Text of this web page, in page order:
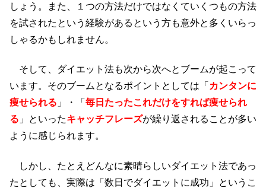
しょう。また、１つの方法だけではなくていくつもの方法
を試されたという経験があるという方も意外と多くいらっ
しゃるかもしれません。
そして、ダイエット法も次から次へとブームが起こって
います。そのブームとなるポイントとしては「 カンタンに
痩せられる 」・「 毎日たったこれだけをすれば痩せられ
る 」といったキャッチフレーズが繰り返されることが多い
ように感じられます。
しかし、たとえどんなに素晴らしいダイエット法であっ
たとしても、実際は「数日でダイエットに成功」というこ